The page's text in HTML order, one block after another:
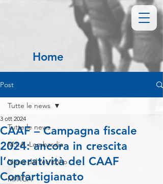
Home
Post
Tutte le news
M.I.A. Lombardia
News dal territorio
MITICA
Tutte le news
CAAF – Campagna fiscale
2024: ancora in crescita
l’operatività del CAAF
Confartigianato
3 ott 2024